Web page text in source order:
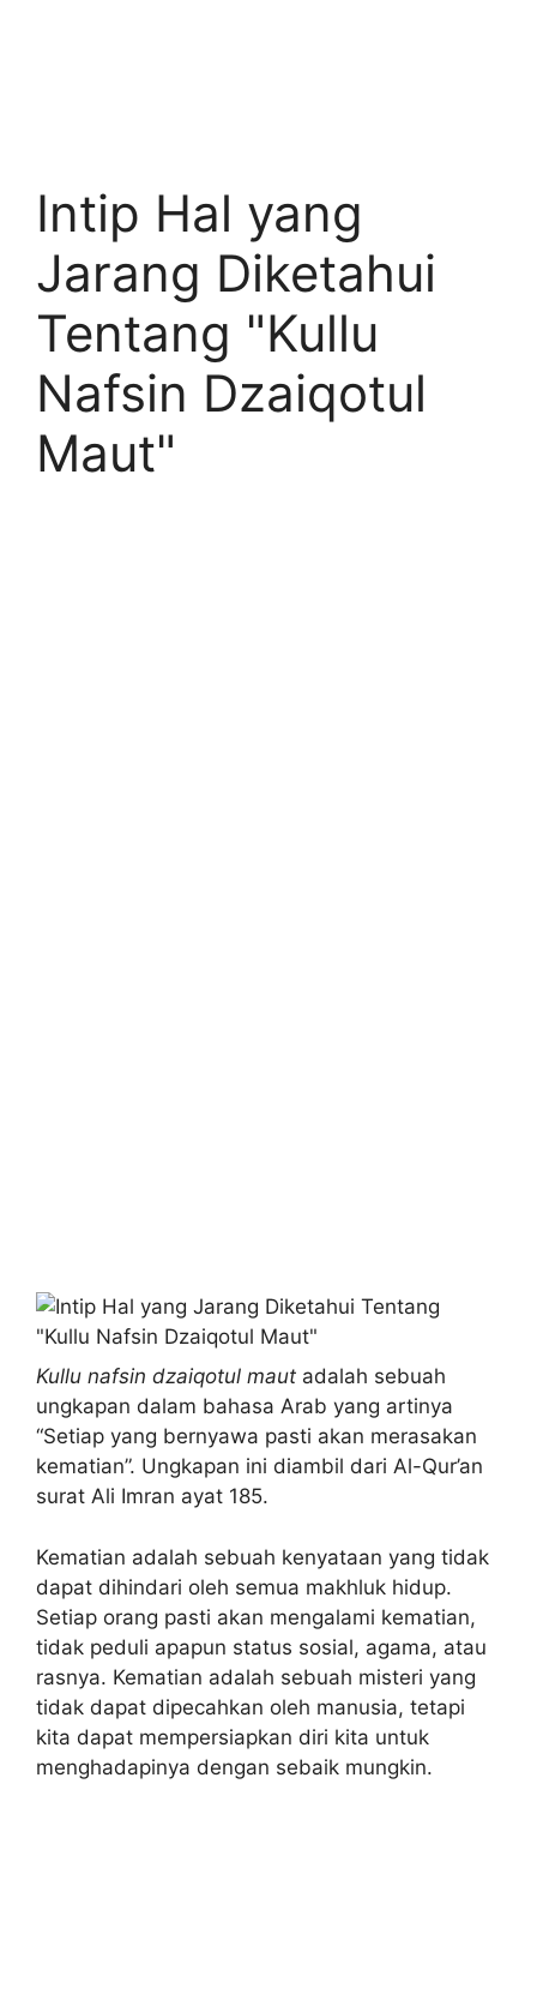
Intip Hal yang
Jarang Diketahui
Tentang "Kullu
Nafsin Dzaiqotul
Maut"
Kullu nafsin dzaiqotul maut adalah sebuah
ungkapan dalam bahasa Arab yang artinya
“Setiap yang bernyawa pasti akan merasakan
kematian”. Ungkapan ini diambil dari Al-Qur’an
surat Ali Imran ayat 185.
Kematian adalah sebuah kenyataan yang tidak
dapat dihindari oleh semua makhluk hidup.
Setiap orang pasti akan mengalami kematian,
tidak peduli apapun status sosial, agama, atau
rasnya. Kematian adalah sebuah misteri yang
tidak dapat dipecahkan oleh manusia, tetapi
kita dapat mempersiapkan diri kita untuk
menghadapinya dengan sebaik mungkin.